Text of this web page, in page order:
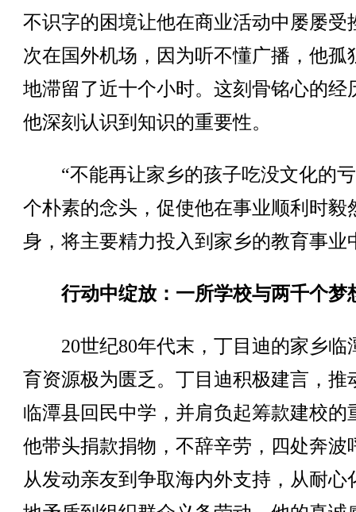
不识字的困境让他在商业活动中屡屡受
次在国外机场，因为听不懂广播，他孤
地滞留了近十个小时。这刻骨铭心的经
他深刻认识到知识的重要性。
“不能再让家乡的孩子吃没文化的亏
个朴素的念头，促使他在事业顺利时毅
身，将主要精力投入到家乡的教育事业
行动中绽放：一所学校与两千个梦
20世纪80年代末，丁目迪的家乡临
育资源极为匮乏。丁目迪积极建言，推
临潭县回民中学，并肩负起筹款建校的
他带头捐款捐物，不辞辛劳，四处奔波
从发动亲友到争取海内外支持，从耐心